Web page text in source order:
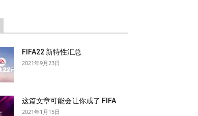
FIFA22 新特性汇总
2021年9月23日
这篇文章可能会让你戒了 FIFA
2021年1月15日